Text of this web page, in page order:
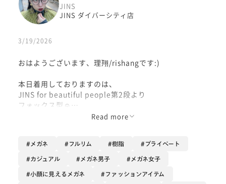
JINS
JINS ダイバーシティ店
3/19/2026
おはようございます、理翔/rishangです:)
本日着用しておりますのは、
JINS for beautiful people第2段より
フォックス型☺︎
ありませんので
実は1番お洋服に取り入れやすいのは
こちらかもしれません。
Read more
メガネ フルリム 樹脂 プライベート
カジュアル メガネ男子 メガネ女子
小顔に見えるメガネ ファッションアイテム